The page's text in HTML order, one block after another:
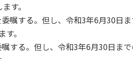
す。
する。但し、令和3年6月30日
。
る。但し、令和3年6月30日ま